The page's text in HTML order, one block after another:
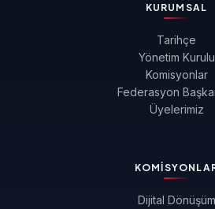
KURUMSAL
Tarihçe
Yönetim Kurulu
Komisyonlar
Federasyon
Üyelerimiz
Dijital Dönüşüm